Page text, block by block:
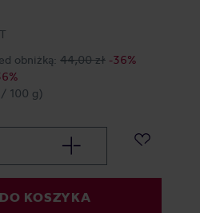
obniżką: 44,00 zł -36%
100 g)
KOSZYKA